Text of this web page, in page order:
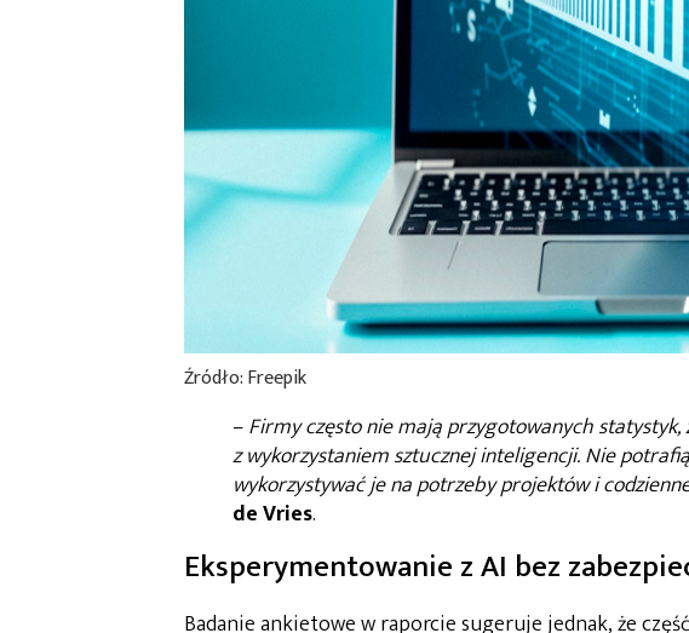
Źródło:Freepik
–Firmy często nie mają przygotowanych statystyk,
z wykorzystaniem sztucznej inteligencji. Nie
wykorzystywać je na potrzeby projektów i
de Vries.
Eksperymentowanie z AI bez
Badanie ankietowe w raporcie sugeruje jednak, że